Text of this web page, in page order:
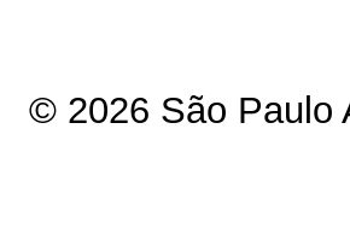
© 2026 São Paulo